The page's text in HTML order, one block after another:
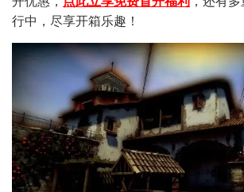
行中，尽享开箱乐趣！